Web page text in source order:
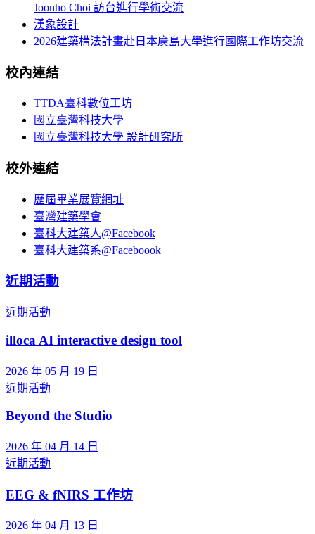
Joonho Choi 訪台進行學術交流
漢象設計
2026建築構法計畫赴日本廣島大學進行國際工作坊交流
校內連結
TTDA臺科數位工坊
國立臺灣科技大學
國立臺灣科技大學 設計研究所
校外連結
歷屆畢業展覽網址
臺灣建築學會
臺科大建築人@Facebook
臺科大建築系@Faceboook
近期活動
近期活動
illoca AI interactive design tool
2026 年 05 月 19 日
近期活動
Beyond the Studio
2026 年 04 月 14 日
近期活動
EEG & fNIRS 工作坊
2026 年 04 月 13 日